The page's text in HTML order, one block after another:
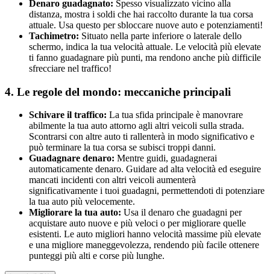
Denaro guadagnato: Spesso visualizzato vicino alla
distanza, mostra i soldi che hai raccolto durante la tua corsa
attuale. Usa questo per sbloccare nuove auto e potenziamenti!
Tachimetro: Situato nella parte inferiore o laterale dello
schermo, indica la tua velocità attuale. Le velocità più elevate
ti fanno guadagnare più punti, ma rendono anche più difficile
sfrecciare nel traffico!
4. Le regole del mondo: meccaniche principali
Schivare il traffico: La tua sfida principale è manovrare
abilmente la tua auto attorno agli altri veicoli sulla strada.
Scontrarsi con altre auto ti rallenterà in modo significativo e
può terminare la tua corsa se subisci troppi danni.
Guadagnare denaro: Mentre guidi, guadagnerai
automaticamente denaro. Guidare ad alta velocità ed eseguire
mancati incidenti con altri veicoli aumenterà
significativamente i tuoi guadagni, permettendoti di potenziare
la tua auto più velocemente.
Migliorare la tua auto: Usa il denaro che guadagni per
acquistare auto nuove e più veloci o per migliorare quelle
esistenti. Le auto migliori hanno velocità massime più elevate
e una migliore maneggevolezza, rendendo più facile ottenere
punteggi più alti e corse più lunghe.